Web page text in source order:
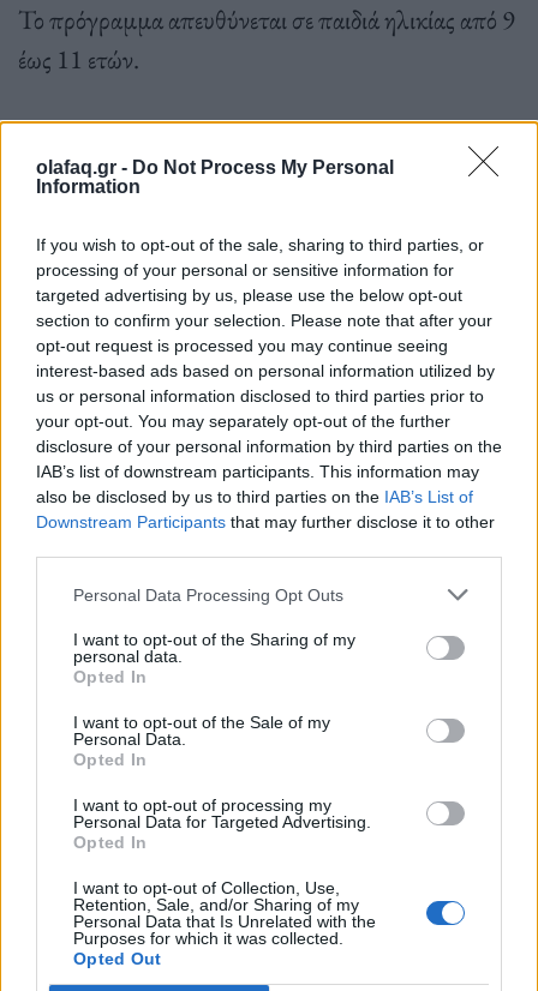
olafaq.gr - Do Not Process My Personal
Information
If you wish to opt-out of the sale, sharing to third parties, or
processing of your personal or sensitive information for
targeted advertising by us, please use the below opt-out
section to confirm your selection. Please note that after your
opt-out request is processed you may continue seeing
interest-based ads based on personal information utilized by
us or personal information disclosed to third parties prior to
your opt-out. You may separately opt-out of the further
disclosure of your personal information by third parties on the
IAB’s list of downstream participants. This information may
also be disclosed by us to third parties on the IAB’s List of
Downstream Participants that may further disclose it to other
Personal Data Processing Opt Outs
I want to opt-out of the Sharing of my
personal data.
Opted In
I want to opt-out of the Sale of my
Personal Data.
Opted In
I want to opt-out of processing my
Personal Data for Targeted Advertising.
Opted In
I want to opt-out of Collection, Use,
Retention, Sale, and/or Sharing of my
Personal Data that Is Unrelated with the
Purposes for which it was collected.
Opted Out
Το πρόγραμμα απευθύνεται σε παιδιά ηλικίας από 9
έως 11 ετών.
Ώρα διεξαγωγής: 11:00 – 13:00. Αριθμός παιδιών
ανά πρόγραμμα: 20